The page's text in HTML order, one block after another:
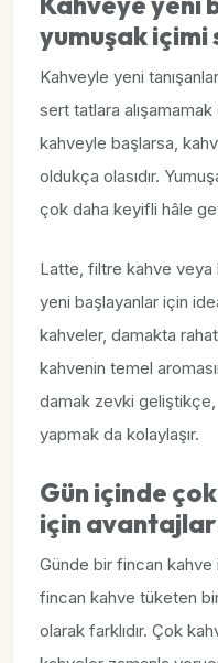
yumuşak içimi
Kahveyle yeni
sert tatlara
kahveyle başlarsa,
oldukça olasıdır.
çok daha keyifli hâle
Latte, filtre kahve veya
yeni başlayanlar için
kahveler, damakta
kahvenin temel
damak zevki
yapmak da kolaylaşır.
Gün içinde
için
Günde bir fincan
fincan kahve tüketen
olarak farklıdır. Çok